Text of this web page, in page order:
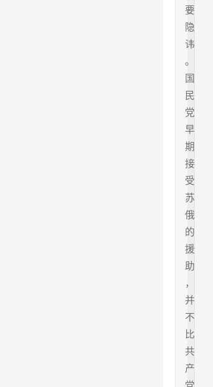
要
隐
讳
。
国
民
党
早
期
接
受
苏
俄
的
援
助
，
并
不
比
共
产